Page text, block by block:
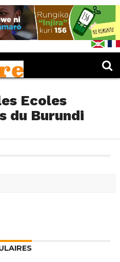
Ecoles
du Burundi